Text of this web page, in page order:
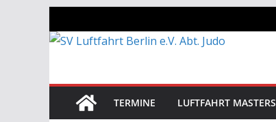
Inhalt
TERMINE LUFTFAHRT MASTERS